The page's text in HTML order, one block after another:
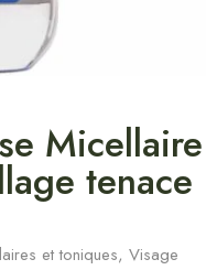
Micellaire
tenace
et toniques, Visage